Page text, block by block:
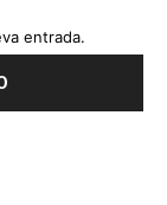
entrada.